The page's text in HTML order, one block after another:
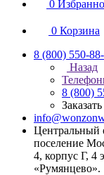
0
0 Корзина
8 (800) 550-
Назад
8 (800)
Центральный
поселение
4, корпус Г, 4
«Румянцево».